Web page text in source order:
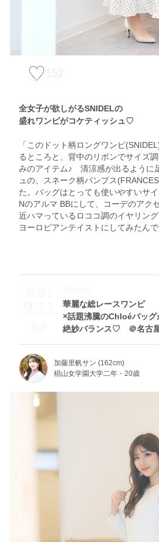
152
全女子が欲しがるSNIDELの
盛れワンピがコケティッシュ♡
「このドット柄ロングワンピ
るところと、背中のリボンでサイズ
みのアイテム♪ 清涼感が出るように
ュの、スネーク柄パンプス
た。バッグはとっても使いやすいサ
Nのアルマ BBにして、コーデのア
近ハマっているロココ調のイヤリン
ヨーロピアンテイストにしてみたんで
9.11
Sat
華麗な総レースワンピ
×話題沸騰のChloéバッグ
絶妙バランス♡ ＠名古
Theme
加藤里帆サン (162cm)
椙山女学園大学二年・20歳